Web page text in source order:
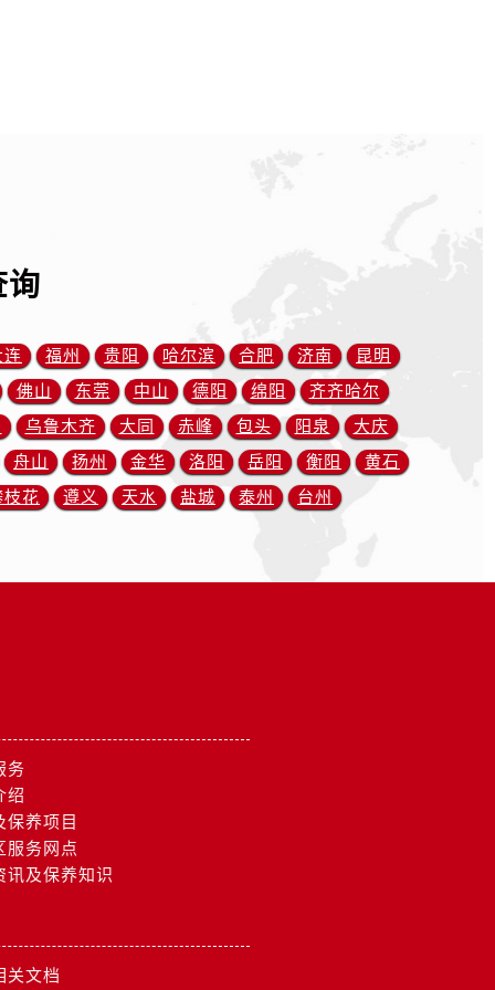
询
连 福州 贵阳 哈尔滨 合肥 济南
昆明
佛山 东莞 中山 德阳 绵阳
齐齐哈尔
乌鲁木齐 大同 赤峰 包头 阳泉
大庆
舟山 扬州 金华 洛阳 岳阳 衡阳
黄石
枝花 遵义 天水 盐城 泰州 台州
务
绍
保养项目
服务网点
讯及保养知识
关文档